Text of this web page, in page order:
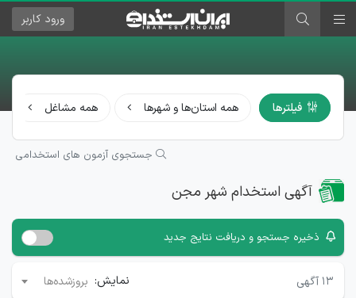
ورود کاربر
فیلترها همه استان‌ها و شهرها همه مشاغل
جستجوی آزمون های استخدامی
آگهی استخدام شهر مجن
ذخیره جستجو و دریافت نتایج جدید
۱۳ آگهی نمایش: بروزشده‌ها